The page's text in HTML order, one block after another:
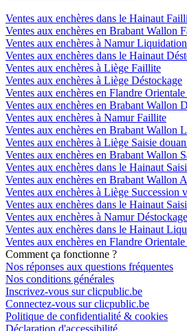
Ventes aux enchères dans le Hainaut
Ventes aux enchères en Brabant Wallon
Ventes aux enchères à Namur
Ventes aux enchères dans le Hainaut
Ventes aux enchères à Liège Faillite
Ventes aux enchères à Liège Déstockage
Ventes aux enchères en Flandre
Ventes aux enchères en Brabant Wallon
Ventes aux enchères à Namur Faillite
Ventes aux enchères en Brabant Wallon
Ventes aux enchères à Liège Saisie
Ventes aux enchères en Brabant Wallon
Ventes aux enchères dans le Hainaut
Ventes aux enchères en Brabant Wallon
Ventes aux enchères à Liège Succession
Ventes aux enchères dans le Hainaut
Ventes aux enchères à Namur Déstockage
Ventes aux enchères dans le Hainaut
Ventes aux enchères en Flandre
Comment ça fonctionne ?
Nos réponses aux questions fréquentes
Nos conditions générales
Inscrivez-vous sur clicpublic.be
Connectez-vous sur clicpublic.be
Politique de confidentialité & cookies
Déclaration d'accessibilité